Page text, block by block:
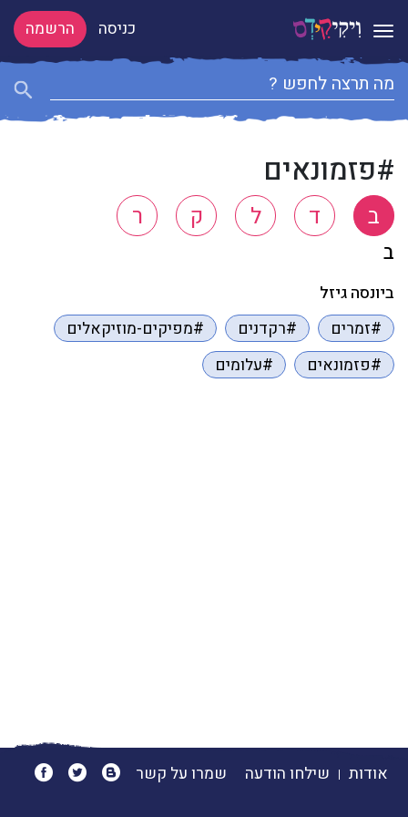
Toggle navigation כניסה הרשמה
#פזמונאים
ב ד ל ק ר
ב
ביונסה גיזל
#זמרים
#רקדנים
#מפיקים-מוזיקאלים
#פזמונאים
#עלומים
אודות שילחו הודעה שמרו על קשר